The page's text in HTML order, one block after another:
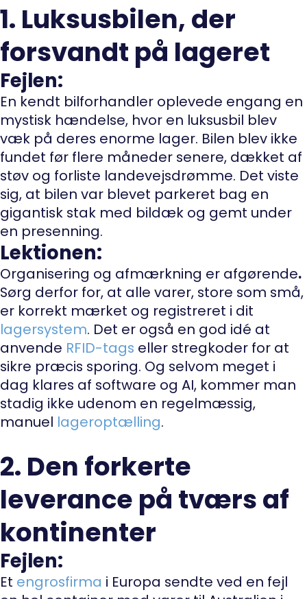
1. Luksusbilen, der
forsvandt på lageret
Fejlen:
En kendt bilforhandler oplevede engang en
mystisk hændelse, hvor en luksusbil blev
væk på deres enorme lager. Bilen blev ikke
fundet før flere måneder senere, dækket af
støv og forliste landevejsdrømme. Det viste
sig, at bilen var blevet parkeret bag en
gigantisk stak med bildæk og gemt under
en presenning.
Lektionen:
Organisering og afmærkning er afgørende.
Sørg derfor for, at alle varer, store som små,
er korrekt mærket og registreret i dit
lagersystem. Det er også en god idé at
anvende RFID-tags eller stregkoder for at
sikre præcis sporing. Og selvom meget i
dag klares af software og AI, kommer man
stadig ikke udenom en regelmæssig,
manuel lageroptælling.
2. Den forkerte
leverance på tværs af
kontinenter
Fejlen:
Et engrosfirma i Europa sendte ved en fejl